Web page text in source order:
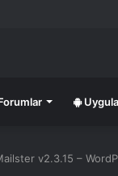
Eklentisi v1.0.3
v2.3.15 –